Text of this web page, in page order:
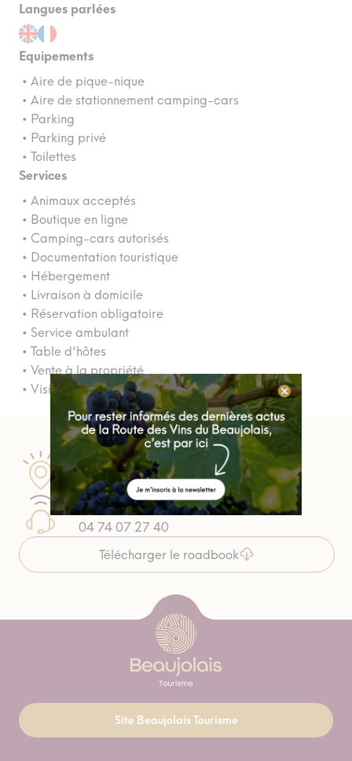
Langues parlées
Equipements
• Aire de pique-nique
• Aire de stationnement camping-cars
• Parking
• Parking privé
• Toilettes
Services
• Animaux acceptés
• Boutique en ligne
• Camping-cars autorisés
• Documentation touristique
• Hébergement
• Livraison à domicile
• Réservation obligatoire
• Service ambulant
• Table d'hôtes
• Vente à la propriété
• Visites guidées
Passez nous voir
Nos 5 points d'informations
Contactez un conseiller
04 74 07 27 40
Télécharger le roadbook
Site Beaujolais Tourisme